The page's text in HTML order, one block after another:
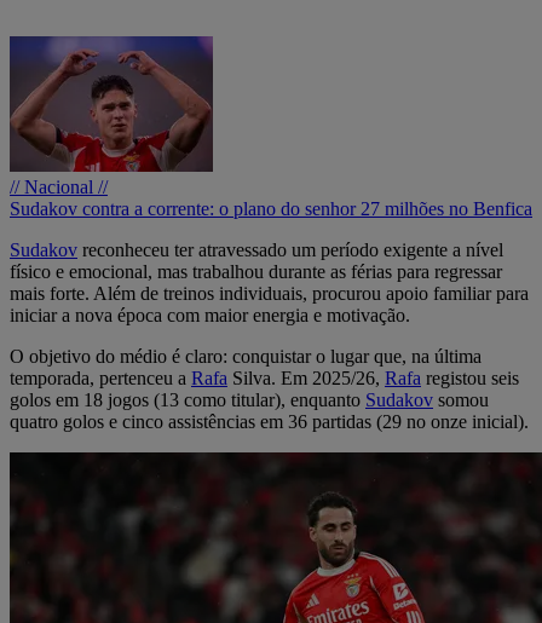
// Nacional //
Sudakov contra a corrente: o plano do senhor 27 milhões no Benfica
Sudakov reconheceu ter atravessado um período exigente a nível
físico e emocional, mas trabalhou durante as férias para regressar
mais forte. Além de treinos individuais, procurou apoio familiar para
iniciar a nova época com maior energia e motivação.
O objetivo do médio é claro: conquistar o lugar que, na última
temporada, pertenceu a Rafa Silva. Em 2025/26, Rafa registou seis
golos em 18 jogos (13 como titular), enquanto Sudakov somou
quatro golos e cinco assistências em 36 partidas (29 no onze inicial).